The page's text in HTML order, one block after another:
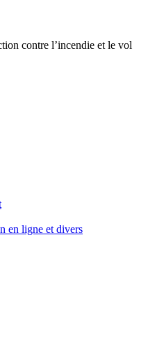
contre l’incendie et le vol
en ligne et divers